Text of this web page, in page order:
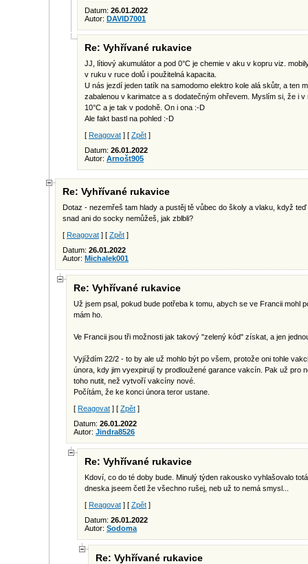
Datum: 26.01.2022
Autor: DAVID7001
Re: Vyhřívané rukavice
JJ, lítiový akumulátor a pod 0°C je chemie v aku v kopru viz.
v ruku v ruce dolů i použitelná kapacita.
U nás jezdí jeden tatík na samodomo elektro kole alá skůtr, a ten
zabalenou v karimatce a s dodatečným ohřevem. Myslím si, že i
10°C a je tak v podohě. On i ona :-D
Ale fakt bastl na pohled :-D
[ Reagovat ] [ Zpět ]
Datum: 26.01.2022
Autor: Arnošt905
Re: Vyhřívané rukavice
Dotaz - nezemřeš tam hlady a pustěj tě vůbec do školy a vlaku, když
snad ani do socky nemůžeš, jak zblbli?
[ Reagovat ] [ Zpět ]
Datum: 26.01.2022
Autor: Michalek001
Re: Vyhřívané rukavice
Už jsem psal, pokud bude potřeba k tomu, abych se ve Francii mohl
mám ho.
Ve Francii jsou tři možnosti jak takový "zelený kód" získat, a jen
Vyjíždím 22/2 - to by ale už mohlo být po všem, protože oni tohle
února, kdy jim vyexpirují ty prodloužené garance vakcín. Pak už pro
toho nutit, než vytvoří vakcíny nové.
Počítám, že ke konci února teror ustane.
[ Reagovat ] [ Zpět ]
Datum: 26.01.2022
Autor: Jindra8526
Re: Vyhřívané rukavice
Kdoví, co do té doby bude. Minulý týden rakousko vyhlašovalo
dneska jseem četl že všechno rušej, neb už to nemá smysl...
[ Reagovat ] [ Zpět ]
Datum: 26.01.2022
Autor: Sodoma
Re: Vyhřívané rukavice